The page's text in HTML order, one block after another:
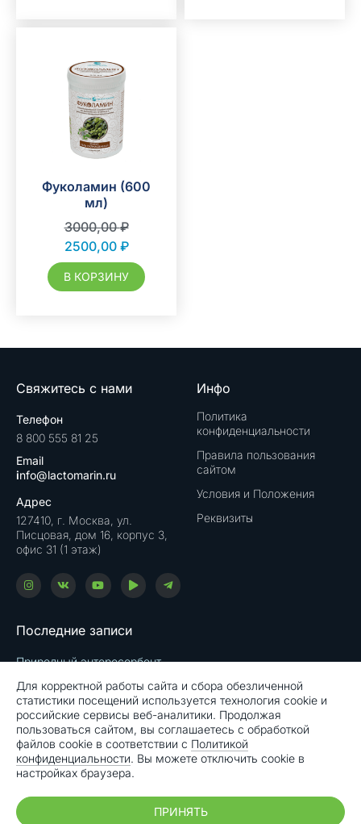
Фуколамин (600
мл)
3000,00₽
2500,00 ₽
В КОРЗИНУ
Свяжитесь с нами
Телефон
8 800 555 81 25
Email
info@lactomarin.ru
Адрес
127410, г. Москва, ул.
Писцовая, дом 16, корпус 3,
офис 31 (1 этаж)
Инфо
Политика
конфиденциальности
Правила пользования
сайтом
Условия и Положения
Реквизиты
Последние записи
Природный энтеросорбент
Запор
11.05.2024
Гастрит
10.05.2024
Для корректной работы сайта и сбора обезличенной
статистики посещений используется технология cookie и
российские сервисы веб-аналитики. Продолжая
пользоваться сайтом, вы соглашаетесь с обработкой
файлов cookie в соответствии с Политикой
конфиденциальности. Вы можете отключить cookie в
настройках браузера.
ПРИНЯТЬ